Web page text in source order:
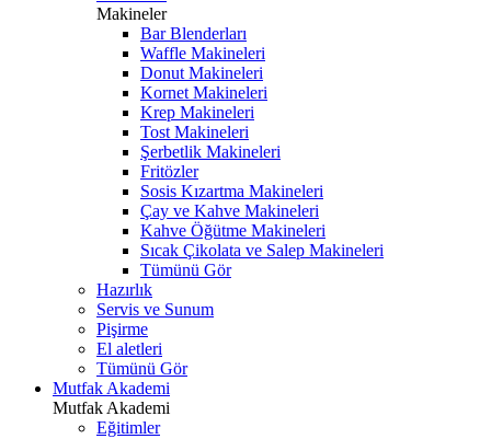
Makineler
Bar Blenderları
Waffle Makineleri
Donut Makineleri
Kornet Makineleri
Krep Makineleri
Tost Makineleri
Şerbetlik Makineleri
Fritözler
Sosis Kızartma Makineleri
Çay ve Kahve Makineleri
Kahve Öğütme Makineleri
Sıcak Çikolata ve Salep Makineleri
Tümünü Gör
Hazırlık
Servis ve Sunum
Pişirme
El aletleri
Tümünü Gör
Mutfak Akademi
Mutfak Akademi
Eğitimler